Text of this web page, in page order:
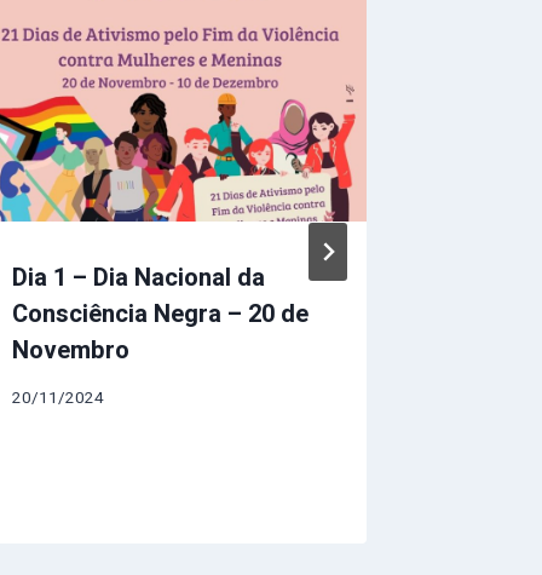
Dia 1 – Dia Nacional da
Consciência Negra – 20 de
Novembro
20/11/2024